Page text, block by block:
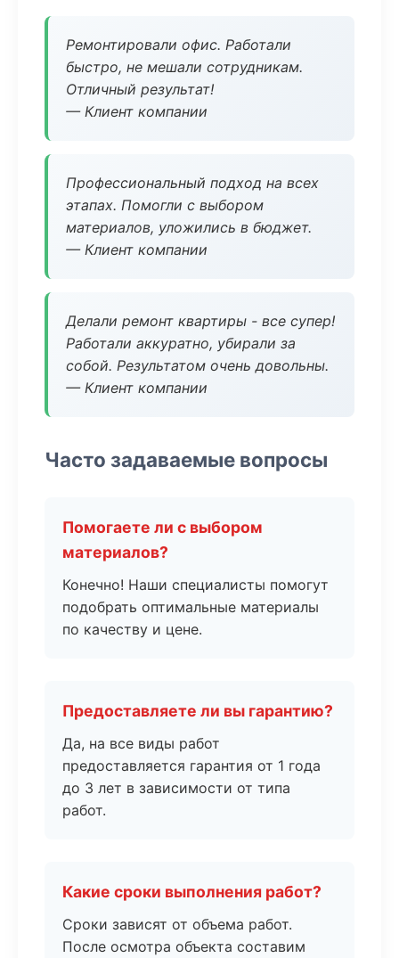
Ремонтировали офис. Работали
быстро, не мешали сотрудникам.
Отличный результат!
— Клиент компании
Профессиональный подход на всех
этапах. Помогли с выбором
материалов, уложились в бюджет.
— Клиент компании
Делали ремонт квартиры - все супер!
Работали аккуратно, убирали за
собой. Результатом очень довольны.
— Клиент компании
Часто задаваемые вопросы
Помогаете ли с выбором
материалов?
Конечно! Наши специалисты помогут
подобрать оптимальные материалы
по качеству и цене.
Предоставляете ли вы гарантию?
Да, на все виды работ
предоставляется гарантия от 1 года
до 3 лет в зависимости от типа
работ.
Какие сроки выполнения работ?
Сроки зависят от объема работ.
После осмотра объекта составим